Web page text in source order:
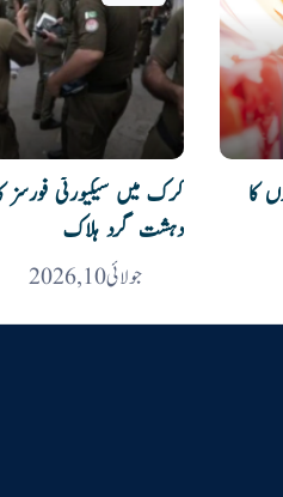
کا
دہشت گرد ہلاک
جولائی 10, 2026